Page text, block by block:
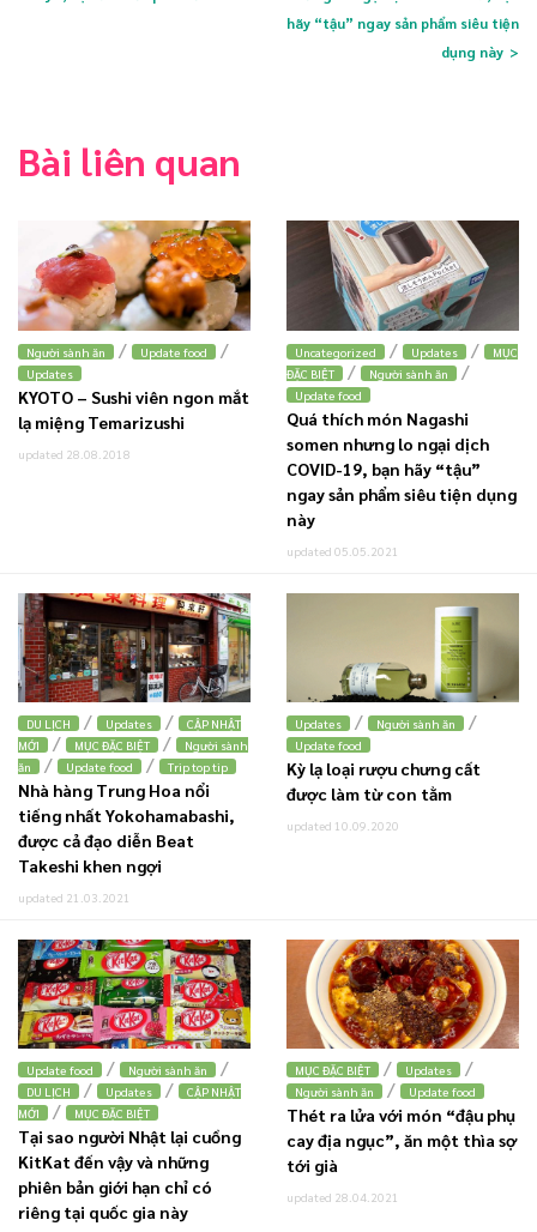
hãy “tậu” ngay sản phẩm siêu tiện
dụng này
Bài liên quan
Người sành ăn / Update food /
Updates
KYOTO – Sushi viên ngon mắt
lạ miệng Temarizushi
updated 28.08.2018
Uncategorized / Updates /
MỤC
ĐẶC BIỆT
/ Người sành ăn /
Update food
Quá thích món Nagashi
somen nhưng lo ngại dịch
COVID-19, bạn hãy “tậu”
ngay sản phẩm siêu tiện dụng
này
updated 05.05.2021
DU LỊCH / Updates /
CẬP NHẬT
MỚI
/ MỤC ĐẶC BIỆT /
Người sành
ăn
/ Update food / Trip top tip
Nhà hàng Trung Hoa nổi
tiếng nhất Yokohamabashi,
được cả đạo diễn Beat
Takeshi khen ngợi
updated 21.03.2021
Updates / Người sành ăn /
Update food
Kỳ lạ loại rượu chưng cất
được làm từ con tằm
updated 10.09.2020
Update food / Người sành ăn /
DU LỊCH / Updates /
CẬP NHẬT
MỚI
/ MỤC ĐẶC BIỆT
Tại sao người Nhật lại cuồng
KitKat đến vậy và những
phiên bản giới hạn chỉ có
riêng tại quốc gia này
MỤC ĐẶC BIỆT / Updates /
Người sành ăn / Update food
Thét ra lửa với món “đậu phụ
cay địa ngục”, ăn một thìa sợ
tới già
updated 28.04.2021